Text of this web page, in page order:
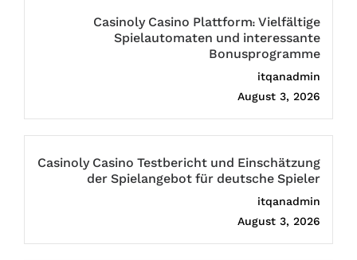
Casinoly Casino Plattform: Vielfältige
Spielautomaten und interessante
Bonusprogramme
itqanadmin
August 3, 2026
Casinoly Casino Testbericht und Einschätzung
der Spielangebot für deutsche Spieler
itqanadmin
August 3, 2026